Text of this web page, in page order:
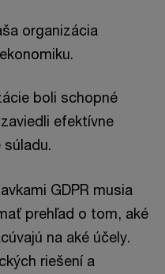
organizácia
boli schopné
efektívne
GDPR musia
prehľad o tom, aké
na aké účely.
riešení a